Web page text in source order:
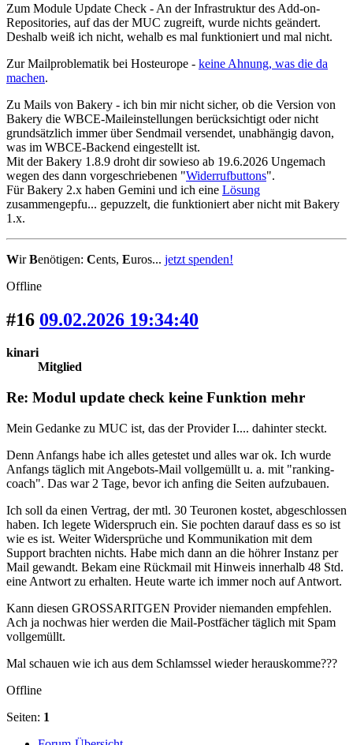
Zum Module Update Check - An der Infrastruktur des Add-on-
Repositories, auf das der MUC zugreift, wurde nichts geändert.
Deshalb weiß ich nicht, wehalb es mal funktioniert und mal nicht.
Zur Mailproblematik bei Hosteurope - keine Ahnung, was die da
machen.
Zu Mails von Bakery - ich bin mir nicht sicher, ob die Version von
Bakery die WBCE-Maileinstellungen berücksichtigt oder nicht
grundsätzlich immer über Sendmail versendet, unabhängig davon,
was im WBCE-Backend eingestellt ist.
Mit der Bakery 1.8.9 droht dir sowieso ab 19.6.2026 Ungemach
wegen des dann vorgeschriebenen "Widerrufbuttons".
Für Bakery 2.x haben Gemini und ich eine Lösung
zusammengepfu... gepuzzelt, die funktioniert aber nicht mit Bakery
1.x.
WirBenötigen: Cents, Euros... jetzt spenden!
Offline
#16 09.02.2026 19:34:40
kinari
Mitglied
Re: Modul update check keine Funktion mehr
Mein Gedanke zu MUC ist, das der Provider I.... dahinter steckt.
Denn Anfangs habe ich alles getestet und alles war ok. Ich wurde
Anfangs täglich mit Angebots-Mail vollgemüllt u. a. mit "ranking-
coach". Das war 2 Tage, bevor ich anfing die Seiten aufzubauen.
Ich soll da einen Vertrag, der mtl. 30 Teuronen kostet, abgeschlossen
haben. Ich legete Widerspruch ein. Sie pochten darauf dass es so ist
wie es ist. Weiter Widersprüche und Kommunikation mit dem
Support brachten nichts. Habe mich dann an die höhrer Instanz per
Mail gewandt. Bekam eine Rückmail mit Hinweis innerhalb 48 Std.
eine Antwort zu erhalten. Heute warte ich immer noch auf Antwort.
Kann diesen GROSSARITGEN Provider niemanden empfehlen.
Ach ja nochwas hier werden die Mail-Postfächer täglich mit Spam
vollgemüllt.
Mal schauen wie ich aus dem Schlamssel wieder herauskomme???
Offline
Seiten: 1